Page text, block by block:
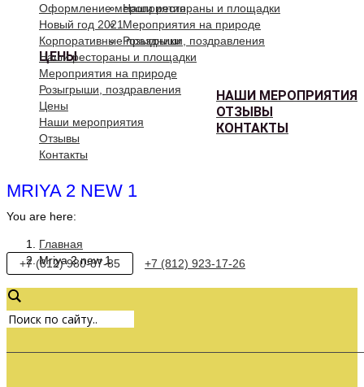
Наши рестораны и площадки
Мероприятия на природе
Розыгрыши, поздравления
ЦЕНЫ
НАШИ МЕРОПРИЯТИЯ
ОТЗЫВЫ
КОНТАКТЫ
Оформление мероприятия
Новый год 2021
Корпоративные праздники
Наши рестораны и площадки
Мероприятия на природе
Розыгрыши, поздравления
Цены
Наши мероприятия
Отзывы
Контакты
MRIYA 2 NEW 1
You are here:
Главная
Mriya 2 new 1
+7 (812) 980-87-85 +7 (812) 923-17-26